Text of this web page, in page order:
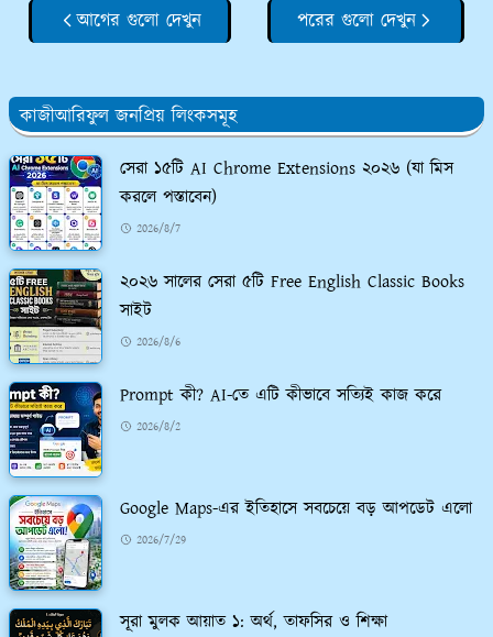
আগের গুলো দেখুন পরের গুলো দেখুন
কাজীআরিফুল জনপ্রিয় লিংকসমূহ
সেরা ১৫টি AI Chrome Extensions ২০২৬ (যা মিস
করলে পস্তাবেন)
2026/8/7
২০২৬ সালের সেরা ৫টি Free English Classic Books
সাইট
2026/8/6
Prompt কী? AI-তে এটি কীভাবে সত্যিই কাজ করে
2026/8/2
Google Maps-এর ইতিহাসে সবচেয়ে বড় আপডেট এলো
2026/7/29
সূরা মুলক আয়াত ১: অর্থ, তাফসির ও শিক্ষা